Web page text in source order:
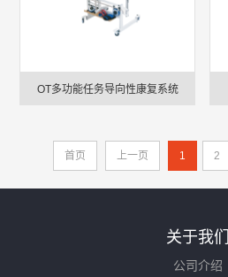
OT多功能任务导向性康复系统
首页 上一页 1 2
关于我们
公司介绍